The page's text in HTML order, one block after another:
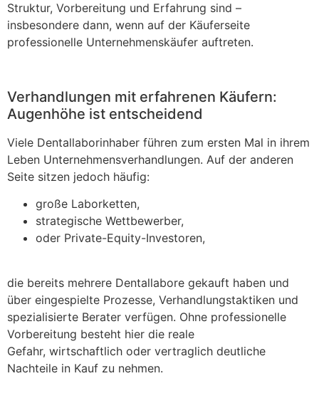
Struktur, Vorbereitung und Erfahrung sind –
insbesondere dann, wenn auf der Käuferseite
professionelle Unternehmenskäufer auftreten.
Verhandlungen mit erfahrenen Käufern:
Augenhöhe ist entscheidend
Viele Dentallaborinhaber führen zum ersten Mal in ihrem
Leben Unternehmensverhandlungen. Auf der anderen
Seite sitzen jedoch häufig:
große Laborketten,
strategische Wettbewerber,
oder Private-Equity-Investoren,
die bereits mehrere Dentallabore gekauft haben und
über eingespielte Prozesse, Verhandlungstaktiken und
spezialisierte Berater verfügen. Ohne professionelle
Vorbereitung besteht hier die reale
Gefahr, wirtschaftlich oder vertraglich deutliche
Nachteile in Kauf zu nehmen.